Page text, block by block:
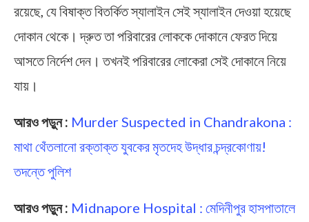
রয়েছে, যে বিষাক্ত বিতর্কিত স্যালাইন সেই স্যালাইন দেওয়া হয়েছে
দোকান থেকে। দ্রুত তা পরিবারের লোককে দোকানে ফেরত দিয়ে
আসতে নির্দেশ দেন। তখনই পরিবারের লোকেরা সেই দোকানে নিয়ে
যায়।
আরও পড়ুন : Murder Suspected in Chandrakona :
মাথা থেঁতলানো রক্তাক্ত যুবকের মৃতদেহ উদ্ধার চন্দ্রকোণায়!
তদন্তে পুলিশ
আরও পড়ুন : Midnapore Hospital : মেদিনীপুর হাসপাতালে